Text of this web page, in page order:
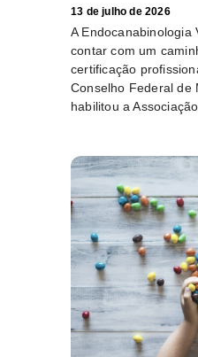
13 de julho de 2026
A Endocanabinologia
contar com um
certificação
Conselho Federal de
habilitou a